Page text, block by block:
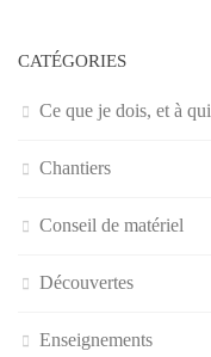
CATÉGORIES
Ce que je dois, et à qui
Chantiers
Conseil de matériel
Découvertes
Enseignements